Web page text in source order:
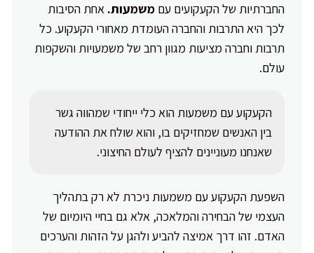
החברתיות של הקעקועים עם משמעות. אחת הסיבות
לכך היא התרבות והחברה העומדת מאחורי הקעקוע. כל
תרבות וחברה מציעות מגוון רחב של משמעויות והשקפות
עולם.
הקעקוע עם משמעות הוא כלי ייחודי שמהווה גשר
בין האנשים שמחזיקים בו, והוא שולח את ההודעה
שאנחנו מעוניינים להציף לעולם החיצוני.
השפעת הקעקוע עם משמעות ניכרת לא רק בתהליך
העצמי של הבחירה והמלאכה, אלא גם בחיי היומיום של
האדם. זהו דרך אמיצה להביע ולהגן על הזהות והערכים